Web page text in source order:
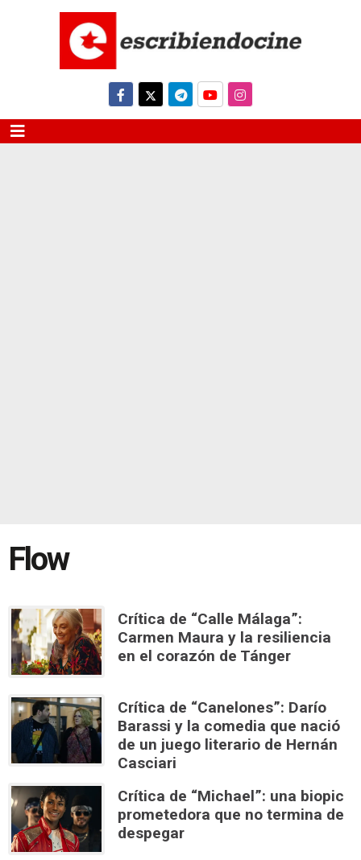
Flow
Crítica de “Calle Málaga”:
Carmen Maura y la resiliencia
en el corazón de Tánger
Crítica de “Canelones”: Darío
Barassi y la comedia que nació
de un juego literario de Hernán
Casciari
Crítica de “Michael”: una biopic
prometedora que no termina de
despegar